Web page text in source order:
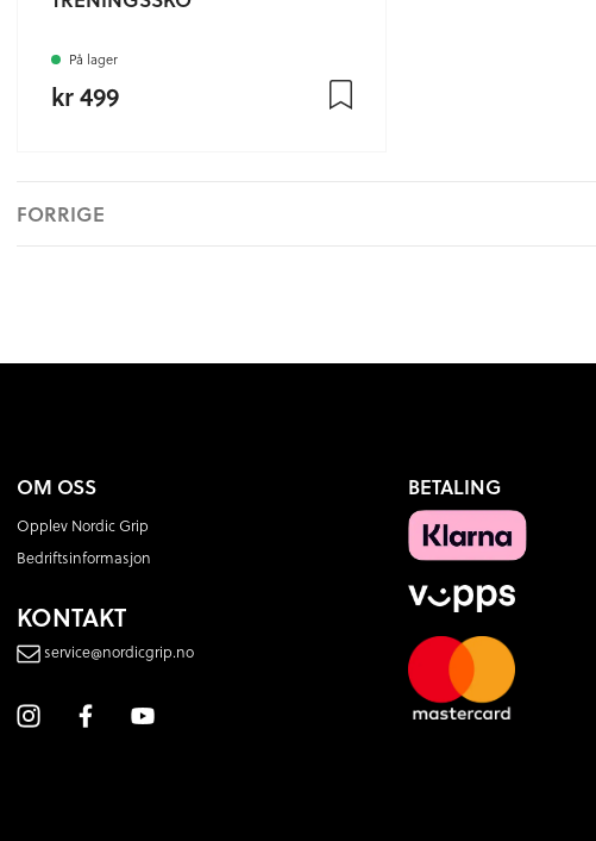
På lager
kr 499
FORRIGE
OM OSS
Opplev Nordic Grip
Bedriftsinformasjon
KONTAKT
service@nordicgrip.no
BETALING